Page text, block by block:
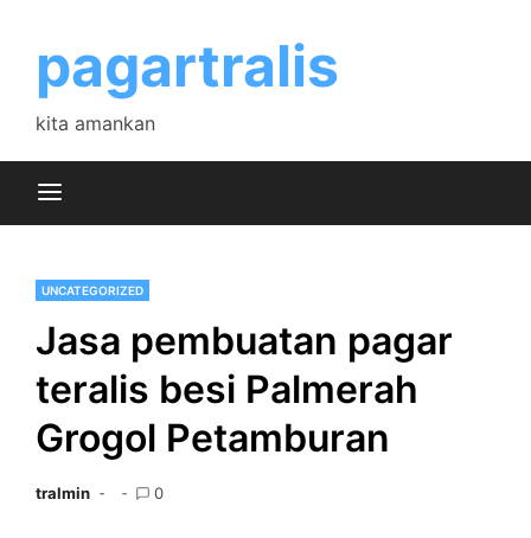
contentpagartralis
kita amankan
UNCATEGORIZED
Jasa pembuatan pagar
teralis besi Palmerah
Grogol Petamburan
tralmin 0